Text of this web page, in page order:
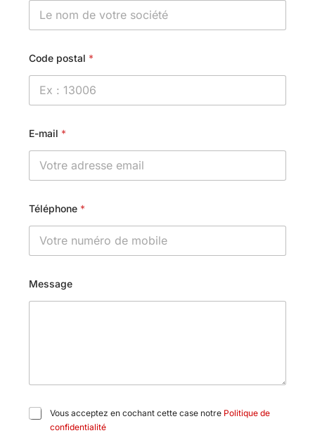
Code postal *
E-mail *
Téléphone *
Message
C
Vous acceptez en cochant cette case notre Politique de
confidentialité